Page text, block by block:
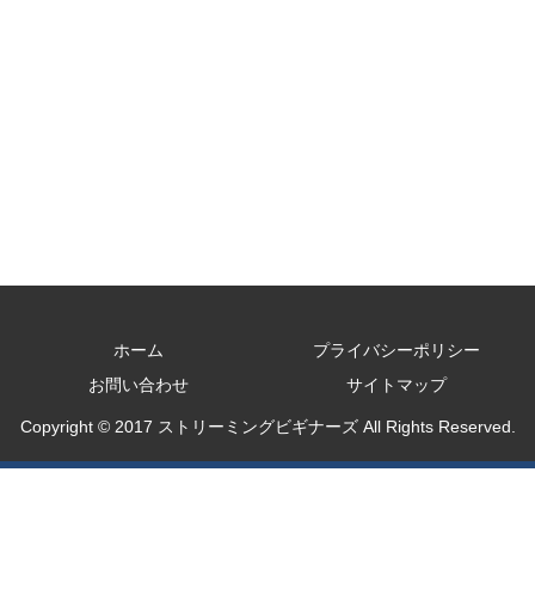
ホーム
プライバシーポリシー
お問い合わせ
サイトマップ
Copyright © 2017 ストリーミングビギナーズ All Rights Reserved.